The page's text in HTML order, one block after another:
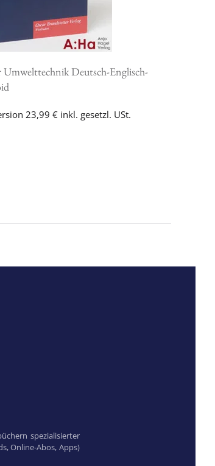
Umwelttechnik Deutsch-Englisch-
23,99 € inkl. gesetzl. USt.
spezialisierter
Online-Abos, Apps)